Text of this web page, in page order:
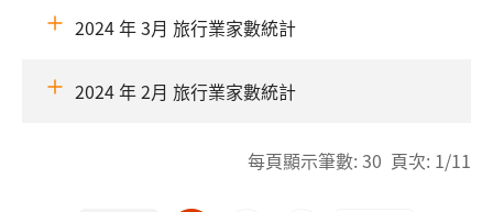
2024 年 3月 旅行業家數統計
2024 年 2月 旅行業家數統計
每頁顯示筆數: 30 頁次: 1/11